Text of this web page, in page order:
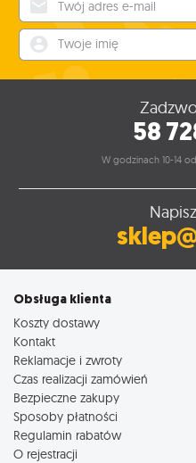
58
W godzinach 10-14
Obsługa klienta
Koszty dostawy
Kontakt
Reklamacje i zwroty
Czas realizacji zamówień
Bezpieczne zakupy
Sposoby płatności
Regulamin rabatów
O rejestracji